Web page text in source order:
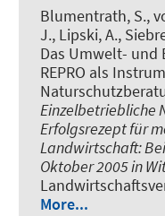
Blumentrath, S.,
J., Lipski, A.,
Das Umwelt- und
REPRO als
Einzelbetriebliche
Erfolgsrezept für
Landwirtschaft:
Oktober 2005 in
More...